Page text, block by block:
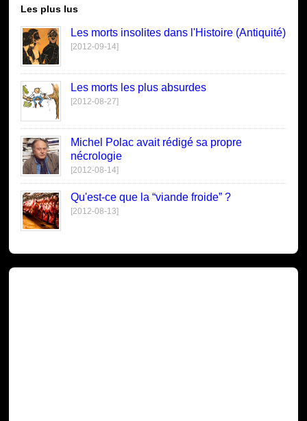
Les plus lus
Les morts insolites dans l'Histoire (Antiquité)
[2012-09-14]
Les morts les plus absurdes
[2012-08-27]
Michel Polac avait rédigé sa propre
nécrologie
[2012-08-14]
Qu'est-ce que la “viande froide” ?
[2012-08-13]